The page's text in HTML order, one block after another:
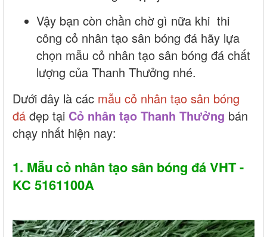
Vậy bạn còn chần chờ gì nữa khi thi
công cỏ nhân tạo sân bóng đá hãy lựa
chọn mẫu cỏ nhân tạo sân bóng đá chất
lượng của Thanh Thưởng nhé.
Dưới đây là các mẫu cỏ nhân tạo sân bóng
đá đẹp tại Cỏ nhân tạo Thanh Thưởng bán
chạy nhất hiện nay:
1. Mẫu cỏ nhân tạo sân bóng đá VHT -
KC 5161100A